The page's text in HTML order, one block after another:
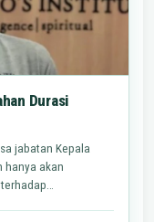
Durasi
jabatan Kepala
hanya akan